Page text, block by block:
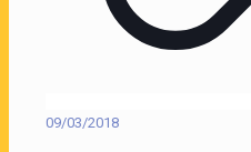
09/03/2018